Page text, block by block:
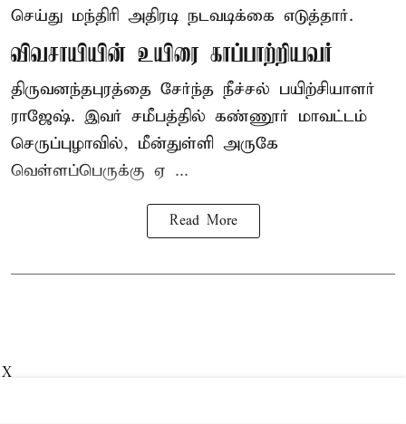
செய்து மந்திரி அதிரடி நடவடிக்கை எடுத்தார்.
விவசாயியின் உயிரை காப்பாற்றியவர்
திருவனந்தபுரத்தை சேர்ந்த நீச்சல் பயிற்சியாளர்
ராஜேஷ். இவர் சமீபத்தில் கண்ணூர் மாவட்டம்
செருப்புழாவில், மீன்துள்ளி அருகே
வெள்ளப்பெருக்கு ஏ ...
Read More
X